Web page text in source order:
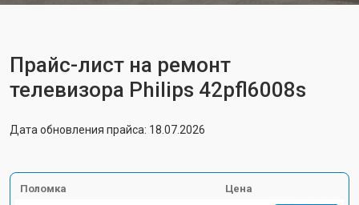
Прайс-лист на ремонт
телевизора Philips 42pfl6008s
Дата обновления прайса: 18.07.2026
Поломка Цена